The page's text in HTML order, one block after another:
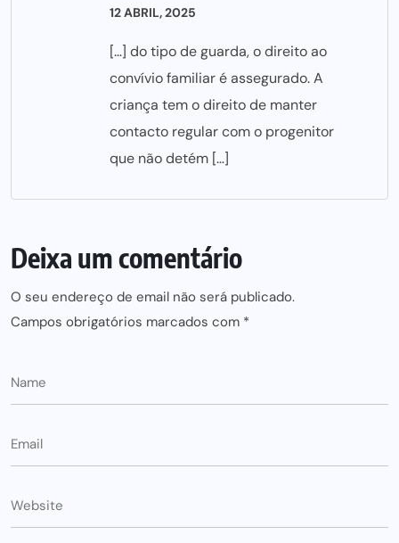
12 ABRIL, 2025
[…] do tipo de guarda, o direito ao
convívio familiar é assegurado. A
criança tem o direito de manter
contacto regular com o progenitor
que não detém […]
Deixa um comentário
O seu endereço de email não será publicado.
Campos obrigatórios marcados com *